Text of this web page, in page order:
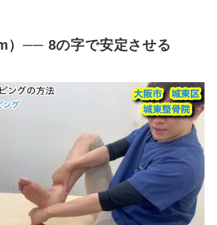
）── 8の字で安定させる